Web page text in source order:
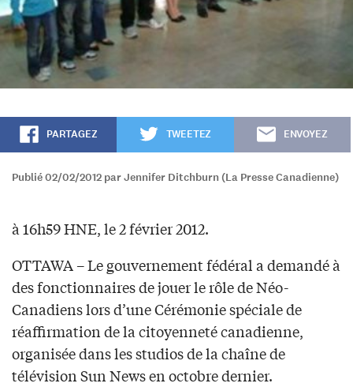
PARTAGEZ TWEETEZ ENVOYEZ
Publié 02/02/2012 par Jennifer Ditchburn (La Presse Canadienne)
à 16h59 HNE, le 2 février 2012.
OTTAWA – Le gouvernement fédéral a demandé à
des fonctionnaires de jouer le rôle de Néo-
Canadiens lors d’une Cérémonie spéciale de
réaffirmation de la citoyenneté canadienne,
organisée dans les studios de la chaîne de
télévision Sun News en octobre dernier.